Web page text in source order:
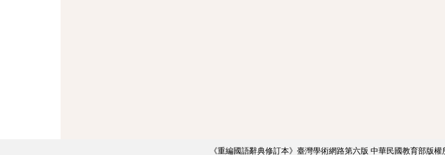
《重編國語辭典修訂本》臺灣學術網路第六版 中華民國教育部版權